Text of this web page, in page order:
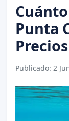
Punta
Publicado: 2